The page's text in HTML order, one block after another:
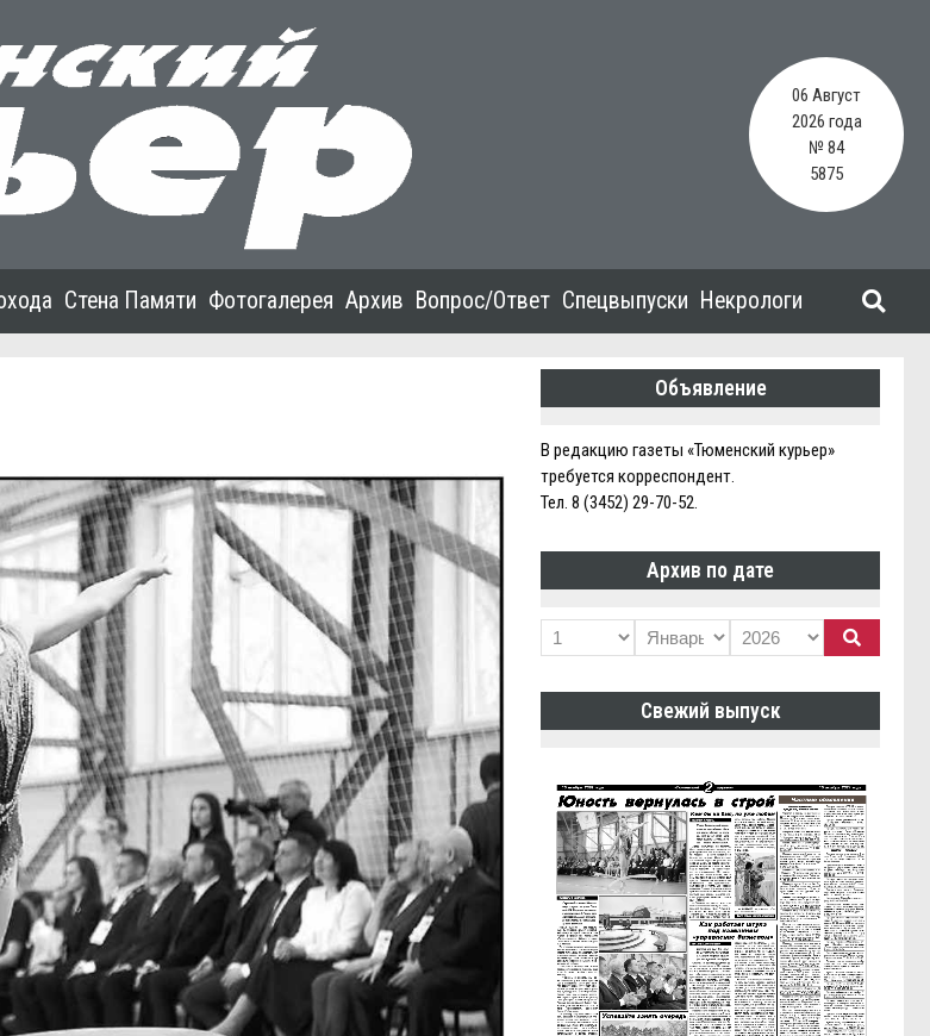
06 Август
2026 года
№ 84
5875
Стена Памяти Фотогалерея Архив Вопрос/Ответ Спецвыпуски Некрологи
Объявление
В редакцию газеты «Тюменский курьер»
требуется корреспондент.
Тел. 8 (3452) 29-70-52.
Архив по дате
Свежий выпуск